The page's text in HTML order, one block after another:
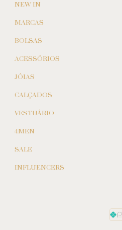
NEW IN
MARCAS
BOLSAS
ACESSÓRIOS
JÓIAS
CALÇADOS
VESTUÁRIO
4MEN
SALE
INFLUENCERS